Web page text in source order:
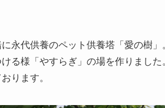
永代供養のペット供養塔「愛の樹
る様「やすらぎ」の場を作りまし
ります。